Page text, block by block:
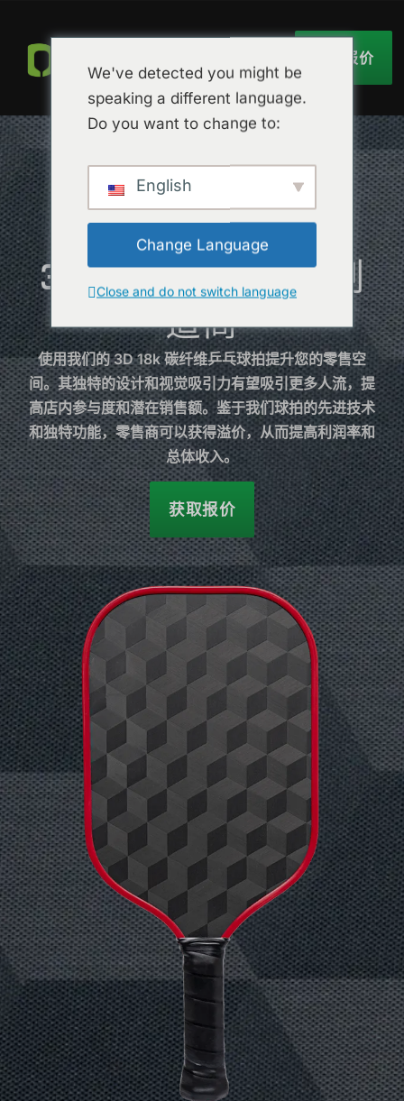
获取报价
节省时间和成本
3D 18K 碳纤维桨制
造商
使用我们的 3D 18k 碳纤维乒乓球拍提升您的零售空
间。其独特的设计和视觉吸引力有望吸引更多人流，提
高店内参与度和潜在销售额。鉴于我们球拍的先进技术
和独特功能，零售商可以获得溢价，从而提高利润率和
总体收入。
获取报价
We've detected you might be
speaking a different language.
Do you want to change to:
English
Change Language
Close and do not switch language